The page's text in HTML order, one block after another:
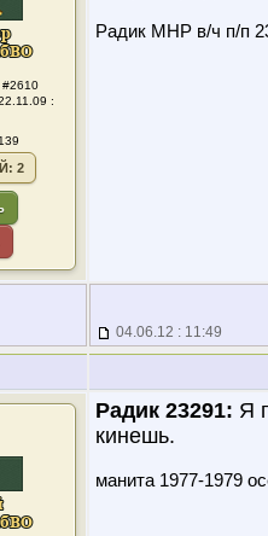
#2610
:
2
Радик МНР в/ч п/п
04.06.12 : 11:49
Радик 23291: Я
кинешь.
манита 1977-1979